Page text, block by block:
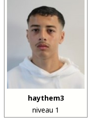
haythem3
niveau 1